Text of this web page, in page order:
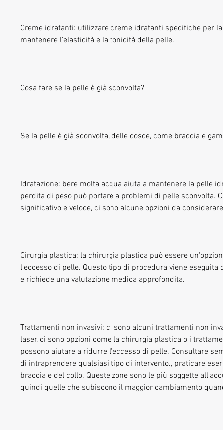
Creme idratanti: utilizzare creme idratanti specifiche per
mantenere l'elasticità e la tonicità della pelle.
Cosa fare se la pelle è già sconvolta?
Se la pelle è già sconvolta, delle cosce, come braccia e
Idratazione: bere molta acqua aiuta a mantenere la pelle
perdita di peso può portare a problemi di pelle sconvolta.
significativo e veloce, ci sono alcune opzioni da
Cirurgia plastica: la chirurgia plastica può essere
l'eccesso di pelle. Questo tipo di procedura viene eseguita
e richiede una valutazione medica approfondita.
Trattamenti non invasivi: ci sono alcuni trattamenti non
laser, ci sono opzioni come la chirurgia plastica o i
possono aiutare a ridurre l'eccesso di pelle. Consultare
di intraprendere qualsiasi tipo di intervento., praticare
braccia e del collo. Queste zone sono le più soggette
quindi quelle che subiscono il maggior cambiamento